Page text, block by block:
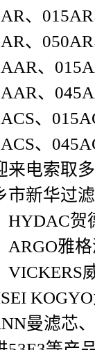
、
、
、
、
、
、
来电索取
市新华过
HYDAC贺
ARGO雅
VICKERS
曼滤芯